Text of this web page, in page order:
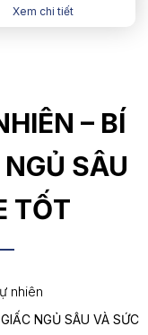
Xem chi tiết
– BÍ
SÂU
TỐT
nhiên
NGỦ SÂU VÀ SỨC